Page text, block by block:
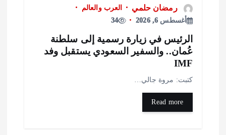
رمضان حلمي
العرب والعالم
أغسطس 6, 2026
34
في زيارة رسمية إلى سلطنة
والسفير السعودي يستقبل وفد
مروة جالي…